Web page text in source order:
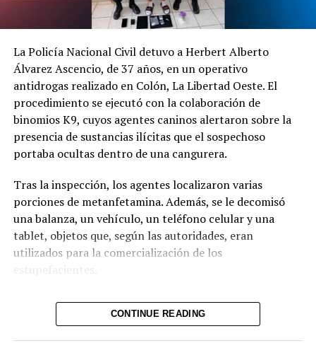
salvadoreño: Jorge Merino se retiró de la categoría -84
kg tras lesionarse la rodilla izquierda. Izaguirre,
medallista de oro en los Juegos de San Salvador 2023 y
La Policía Nacional Civil detuvo a Herbert Alberto
Álvarez Ascencio, de 37 años, en un operativo
antidrogas realizado en Colón, La Libertad Oeste. El
procedimiento se ejecutó con la colaboración de
binomios K9, cuyos agentes caninos alertaron sobre la
presencia de sustancias ilícitas que el sospechoso
portaba ocultas dentro de una cangurera.
Tras la inspección, los agentes localizaron varias
porciones de metanfetamina. Además, se le decomisó
una balanza, un vehículo, un teléfono celular y una
tablet, objetos que, según las autoridades, eran
utilizados para la comercialización de los
Álvarez Ascencio fue capturado por el delito de tráfico
ilícito de drogas y será puesto a disposición de las
CONTINUE READING